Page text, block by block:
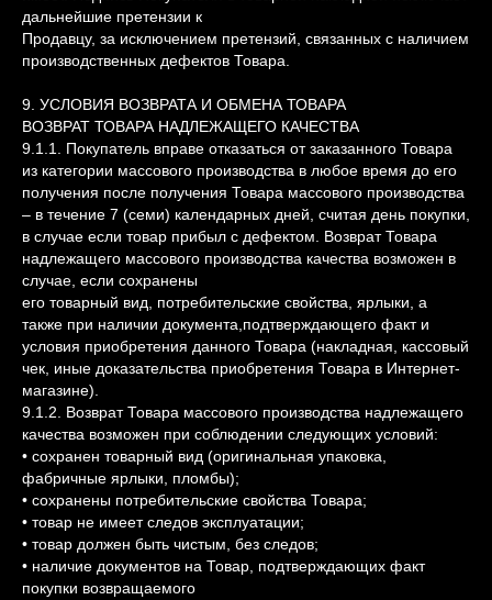
дальнейшие претензии к
Продавцу, за исключением претензий, связанных с наличием
производственных дефектов Товара.
9. УСЛОВИЯ ВОЗВРАТА И ОБМЕНА ТОВАРА
ВОЗВРАТ ТОВАРА НАДЛЕЖАЩЕГО КАЧЕСТВА
9.1.1. Покупатель вправе отказаться от заказанного Товара
из категории массового производства в любое время до его
получения после получения Товара массового производства
– в течение 7 (семи) календарных дней, считая день покупки,
в случае если товар прибыл с дефектом. Возврат Товара
надлежащего массового производства качества возможен в
случае, если сохранены
его товарный вид, потребительские свойства, ярлыки, а
также при наличии документа,подтверждающего факт и
условия приобретения данного Товара (накладная, кассовый
чек, иные доказательства приобретения Товара в Интернет-
магазине).
9.1.2. Возврат Товара массового производства надлежащего
качества возможен при соблюдении следующих условий:
• сохранен товарный вид (оригинальная упаковка,
фабричные ярлыки, пломбы);
• сохранены потребительские свойства Товара;
• товар не имеет следов эксплуатации;
• товар должен быть чистым, без следов;
• наличие документов на Товар, подтверждающих факт
покупки возвращаемого